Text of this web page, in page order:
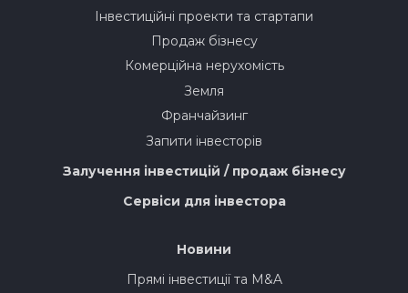
Інвестиційні проекти та стартапи
Продаж бізнесу
Комерційна нерухомість
Земля
Франчайзинг
Запити інвесторів
Залучення інвестицій / продаж бізнесу
Сервіси для інвестора
Новини
Прямі інвестиції та M&A